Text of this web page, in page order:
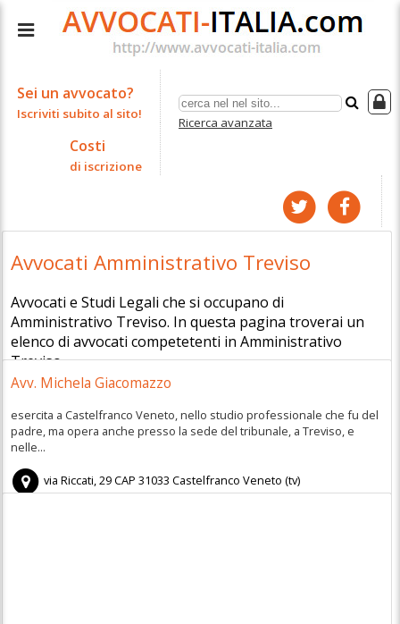
Ricerca avanzata
Sei un avvocato?
Iscriviti subito al sito!
Costi
di iscrizione
Avvocati Amministrativo Treviso
Avvocati e Studi Legali che si occupano di
Amministrativo Treviso. In questa pagina troverai un
elenco di avvocati competetenti in Amministrativo
Treviso.
Avv. Michela Giacomazzo
esercita a Castelfranco Veneto, nello studio professionale che fu del
padre, ma opera anche presso la sede del tribunale, a Treviso, e
nelle...
via Riccati, 29CAP31033 Castelfranco Veneto (tv)